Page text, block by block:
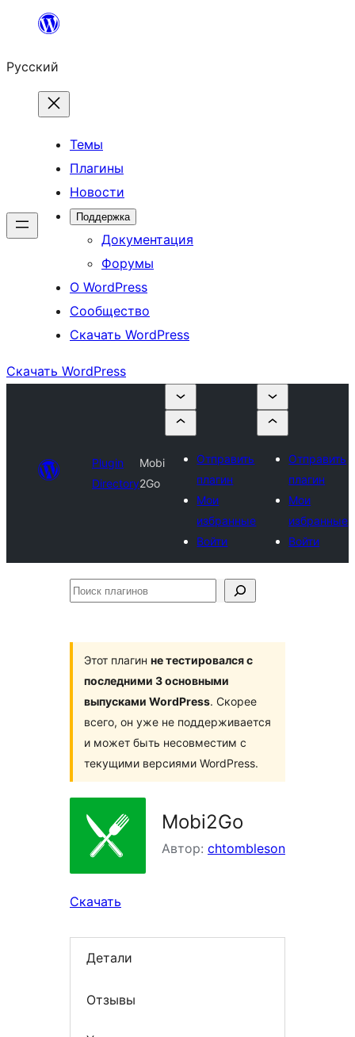
Перейти
содержимому
Русский
Темы
Плагины
Новости
Поддержка
Документация
Форумы
О WordPress
Сообщество
Скачать WordPress
Скачать WordPress
Plugin
Directory
Mobi
2Go
Отправить
плагин
Мои
избранные
Войти
Отправить
плагин
Мои
избранные
Войти
Поиск
Этот плагин не тестировался с
последними 3 основными
выпусками WordPress. Скорее
всего, он уже не поддерживается
и может быть несовместим с
текущими версиями WordPress.
Mobi2Go
Автор: chtombleson
Скачать
Детали
Отзывы